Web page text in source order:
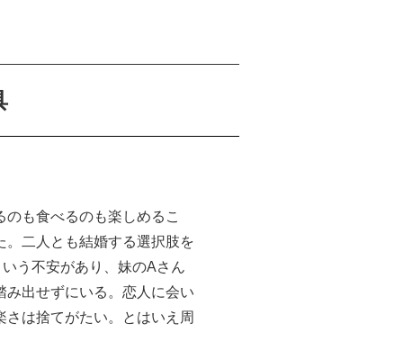
も食べるのも楽しめるこ
二人とも結婚する選択肢を
う不安があり、妹のAさん
出せずにいる。恋人に会い
は捨てがたい。とはいえ周